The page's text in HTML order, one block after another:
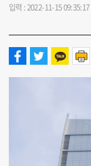
입력 : 2022-11-15 09:35:17